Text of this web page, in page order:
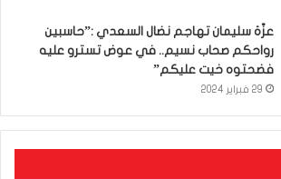
عزّة سليمان تهاجم نضال السعدي :”حاسبين
رواحكم صحاب نسيم.. في عوض تسترو عليه
فضحتوه خيت عليكم”
29 فبراير 2024